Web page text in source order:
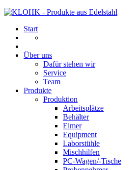
Start
Über uns
Dafür stehen wir
Service
Team
Produkte
Produktion
Arbeitsplätze
Behälter
Eimer
Equipment
Laborstühle
Mischhilfen
PC-Wagen/-Tische